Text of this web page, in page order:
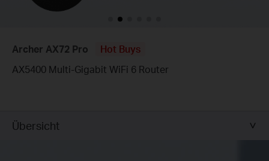
Archer AX72 Pro
Hot Buys
AX5400 Multi-Gigabit WiFi 6 Router
Übersicht